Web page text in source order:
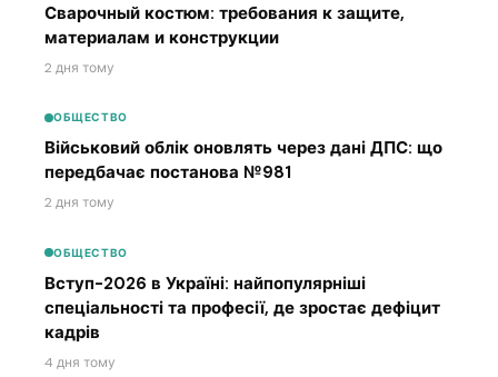
Сварочный костюм: требования к защите,
материалам и конструкции
2 дня тому
ОБЩЕСТВО
Військовий облік оновлять через дані ДПС: що
передбачає постанова №981
2 дня тому
ОБЩЕСТВО
Вступ-2026 в Україні: найпопулярніші
спеціальності та професії, де зростає дефіцит
кадрів
4 дня тому